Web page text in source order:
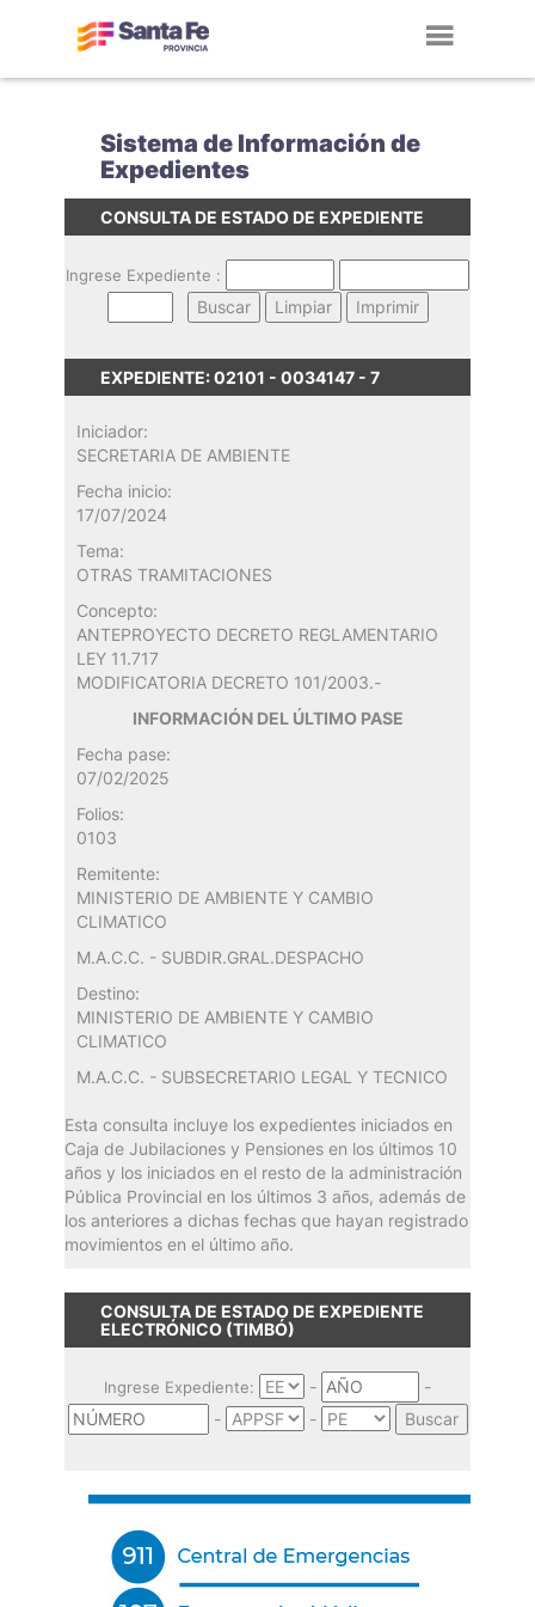
Sistema de Información de
Expedientes
CONSULTA DE ESTADO DE EXPEDIENTE
Ingrese Expediente :
EXPEDIENTE: 02101 - 0034147 - 7
Iniciador:
SECRETARIA DE AMBIENTE
Fecha inicio:
17/07/2024
Tema:
OTRAS TRAMITACIONES
Concepto:
ANTEPROYECTO DECRETO REGLAMENTARIO
LEY 11.717
MODIFICATORIA DECRETO 101/2003.-
INFORMACIÓN DEL ÚLTIMO PASE
Fecha pase:
07/02/2025
Folios:
0103
Remitente:
MINISTERIO DE AMBIENTE Y CAMBIO
CLIMATICO
M.A.C.C. - SUBDIR.GRAL.DESPACHO
Destino:
MINISTERIO DE AMBIENTE Y CAMBIO
CLIMATICO
M.A.C.C. - SUBSECRETARIO LEGAL Y TECNICO
Esta consulta incluye los expedientes iniciados en
Caja de Jubilaciones y Pensiones en los últimos 10
años y los iniciados en el resto de la administración
Pública Provincial en los últimos 3 años, además de
los anteriores a dichas fechas que hayan registrado
movimientos en el último año.
CONSULTA DE ESTADO DE EXPEDIENTE
ELECTRÓNICO (TIMBÓ)
Ingrese Expediente: -
-
-
-